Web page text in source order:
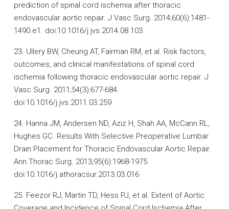
prediction of spinal cord ischemia after thoracic
endovascular aortic repair. J Vasc Surg. 2014;60(6):1481-
1490.e1. doi:10.1016/j.jvs.2014.08.103
23. Ullery BW, Cheung AT, Fairman RM, et al. Risk factors,
outcomes, and clinical manifestations of spinal cord
ischemia following thoracic endovascular aortic repair. J
Vasc Surg. 2011;54(3):677-684.
doi:10.1016/j.jvs.2011.03.259
24. Hanna JM, Andersen ND, Aziz H, Shah AA, McCann RL,
Hughes GC. Results With Selective Preoperative Lumbar
Drain Placement for Thoracic Endovascular Aortic Repair.
Ann Thorac Surg. 2013;95(6):1968-1975.
doi:10.1016/j.athoracsur.2013.03.016
25. Feezor RJ, Martin TD, Hess PJ, et al. Extent of Aortic